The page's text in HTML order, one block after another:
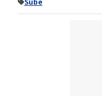
Sube